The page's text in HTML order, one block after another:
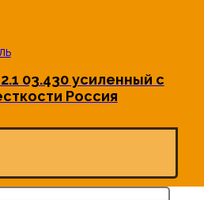
03.430 усиленный с
Россия